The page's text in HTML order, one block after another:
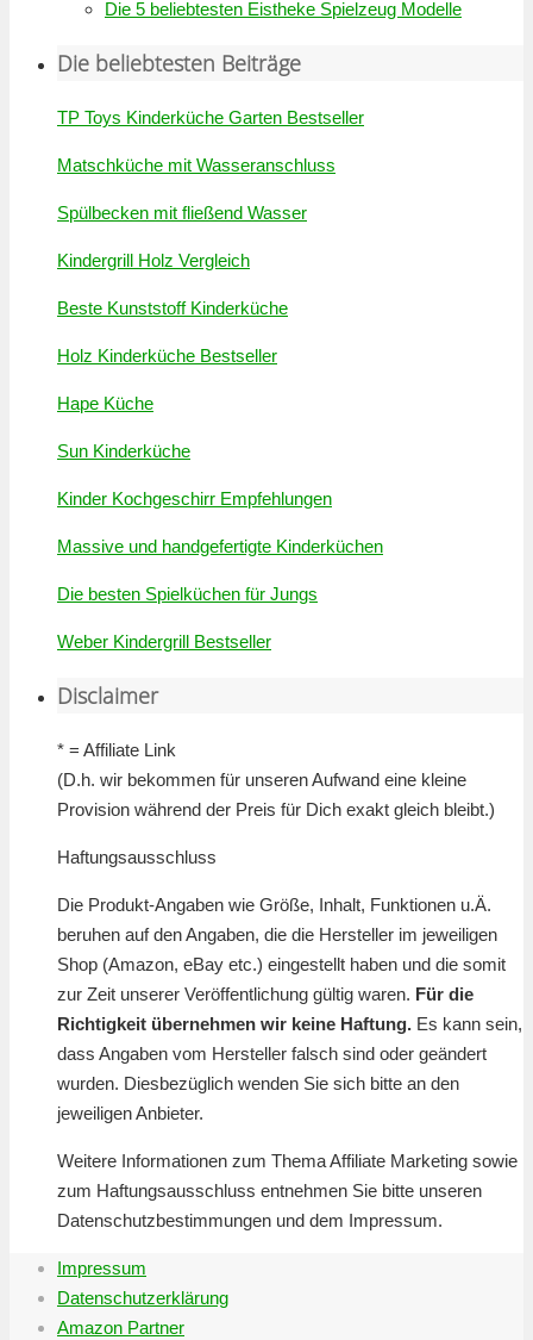
Die 5 beliebtesten Eistheke Spielzeug Modelle
Die beliebtesten Beiträge
TP Toys Kinderküche Garten Bestseller
Matschküche mit Wasseranschluss
Spülbecken mit fließend Wasser
Kindergrill Holz Vergleich
Beste Kunststoff Kinderküche
Holz Kinderküche Bestseller
Hape Küche
Sun Kinderküche
Kinder Kochgeschirr Empfehlungen
Massive und handgefertigte Kinderküchen
Die besten Spielküchen für Jungs
Weber Kindergrill Bestseller
Disclaimer
* = Affiliate Link
(D.h. wir bekommen für unseren Aufwand eine kleine
Provision während der Preis für Dich exakt gleich bleibt.)
Haftungsausschluss
Die Produkt-Angaben wie Größe, Inhalt, Funktionen u.Ä.
beruhen auf den Angaben, die die Hersteller im jeweiligen
Shop (Amazon, eBay etc.) eingestellt haben und die somit
zur Zeit unserer Veröffentlichung gültig waren. Für die
Richtigkeit übernehmen wir keine Haftung. Es kann sein,
dass Angaben vom Hersteller falsch sind oder geändert
wurden. Diesbezüglich wenden Sie sich bitte an den
jeweiligen Anbieter.
Weitere Informationen zum Thema Affiliate Marketing sowie
zum Haftungsausschluss entnehmen Sie bitte unseren
Datenschutzbestimmungen und dem Impressum.
Impressum
Datenschutzerklärung
Amazon Partner